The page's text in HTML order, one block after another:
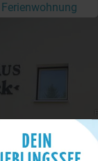
Ferienwohnung